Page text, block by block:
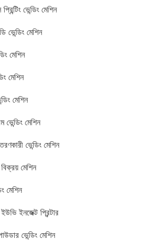
ভেন্ডিং মেশিন
ভেন্ডিং মেশিন
মেশিন
মেশিন
মেশিন
মেশিন
ভেন্ডিং মেশিন
মেশিন
মেশিন
ইনজেক্ট প্রিন্টার
ভেন্ডিং মেশিন